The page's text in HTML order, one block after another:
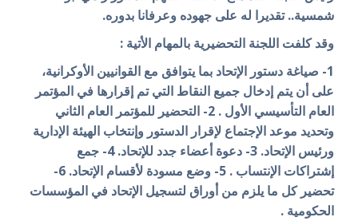
شمسية.. تقديرا له على جهوده وعرفانا بدوره.
وقد كلفت اللجنة التحضيرية بالمهام الأتية :
1- صياغة دستور الإتحاد بما يتوافق مع القوانيين الأوكرانية،
على أن يتم إدخال جميع النقاط التي تم إقرارها في المؤتمر
العام التأسيسي الأول . 2- التحضير للمؤتمر العام الثاني
وتحديد موعد الإجتماع لإقرار الدستور وإنتخاب الهيئة الإدارية
ورئيس الإتحاد. 3- دعوة أعضاء جدد للإتحاد. 4- جمع
إشتراكات الإنتساب . 5- وضع مسودة لأقسام الإتحاد. 6-
تحضير كل ما يلزم من أوراق لتسجيل الإتحاد في المؤسسات
الحكومية .